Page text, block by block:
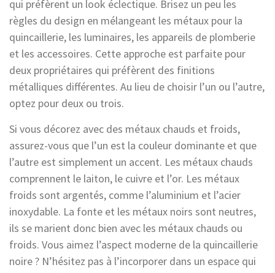
qui préfèrent un look éclectique. Brisez un peu les
règles du design en mélangeant les métaux pour la
quincaillerie, les luminaires, les appareils de plomberie
et les accessoires. Cette approche est parfaite pour
deux propriétaires qui préfèrent des finitions
métalliques différentes. Au lieu de choisir l’un ou l’autre,
optez pour deux ou trois.
Si vous décorez avec des métaux chauds et froids,
assurez-vous que l’un est la couleur dominante et que
l’autre est simplement un accent. Les métaux chauds
comprennent le laiton, le cuivre et l’or. Les métaux
froids sont argentés, comme l’aluminium et l’acier
inoxydable. La fonte et les métaux noirs sont neutres,
ils se marient donc bien avec les métaux chauds ou
froids. Vous aimez l’aspect moderne de la quincaillerie
noire ? N’hésitez pas à l’incorporer dans un espace qui